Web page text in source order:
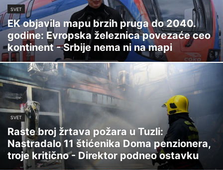
SVET
EK objavila mapu brzih pruga do 2040.
godine: Evropska železnica povezaće ceo
kontinent - Srbije nema ni na mapi
SVET
Raste broj žrtava požara u Tuzli:
Nastradalo 11 štićenika Doma penzionera,
troje kritično - Direktor podneo ostavku